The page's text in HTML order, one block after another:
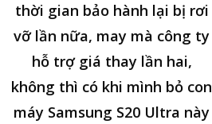
thời gian bảo hành lại bị rơi
vỡ lần nữa, may mà công ty
hỗ trợ giá thay lần hai,
không thì có khi mình bỏ con
máy Samsung S20 Ultra này